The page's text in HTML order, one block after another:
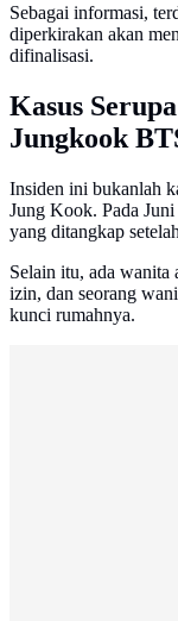
Sebagai informasi,
diperkirakan akan
difinalisasi.
Kasus
Jungkook
Insiden ini bukanlah
Jung Kook. Pada
yang ditangkap
Selain itu, ada wanita
izin, dan seorang
kunci rumahnya.